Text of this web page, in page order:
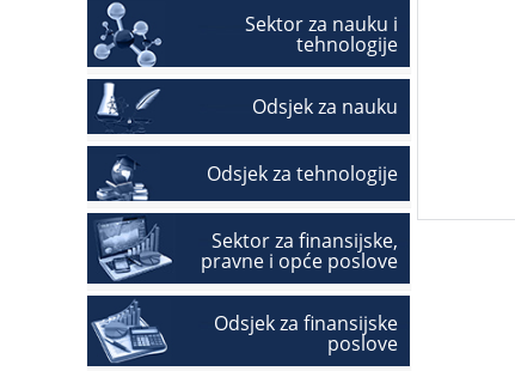
Sektor za nauku i
tehnologije
Odsjek za nauku
Odsjek za tehnologije
Sektor za finansijske,
pravne i opće poslove
Odsjek za finansijske
poslove